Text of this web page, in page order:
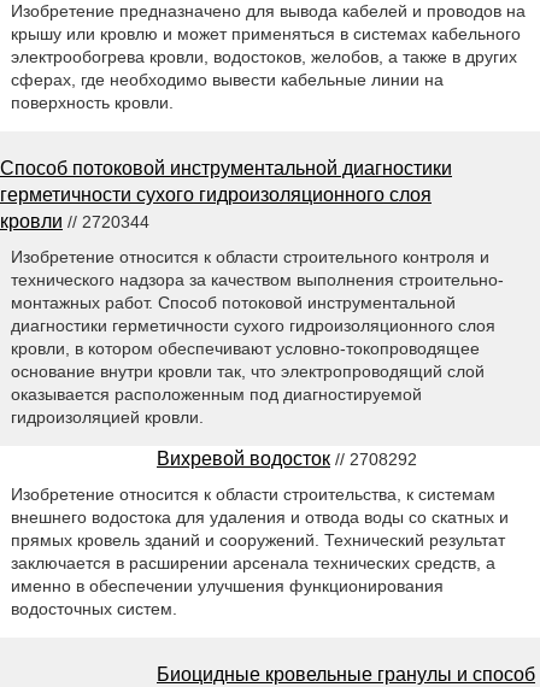
Изобретение предназначено для вывода кабелей и проводов на
крышу или кровлю и может применяться в системах кабельного
электрообогрева кровли, водостоков, желобов, а также в других
сферах, где необходимо вывести кабельные линии на
поверхность кровли.
Способ потоковой инструментальной диагностики
герметичности сухого гидроизоляционного слоя
кровли // 2720344
Изобретение относится к области строительного контроля и
технического надзора за качеством выполнения строительно-
монтажных работ. Способ потоковой инструментальной
диагностики герметичности сухого гидроизоляционного слоя
кровли, в котором обеспечивают условно-токопроводящее
основание внутри кровли так, что электропроводящий слой
оказывается расположенным под диагностируемой
гидроизоляцией кровли.
Вихревой водосток // 2708292
Изобретение относится к области строительства, к системам
внешнего водостока для удаления и отвода воды со скатных и
прямых кровель зданий и сооружений. Технический результат
заключается в расширении арсенала технических средств, а
именно в обеспечении улучшения функционирования
водосточных систем.
Биоцидные кровельные гранулы и способ